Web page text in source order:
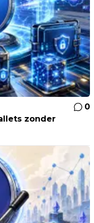
0
zonder